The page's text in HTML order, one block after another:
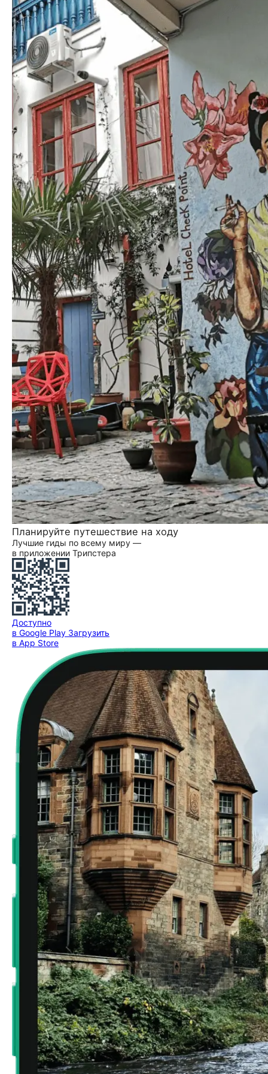
Планируйте путешествие на ходу
Лучшие гиды по всему миру —
в приложении Трипстера
Доступно
в Google Play Загрузить
в App Store